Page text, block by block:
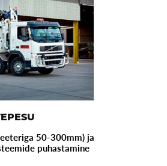
50-300mm) ja
puhastamine